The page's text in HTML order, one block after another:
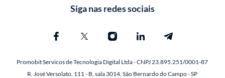
Siga nas redes sociais
Promobit Servicos de Tecnologia Digital Ltda - CNPJ 23.895.251/0001-87
R. José Versolato, 111 - B, sala 3014, São Bernardo do Campo - SP